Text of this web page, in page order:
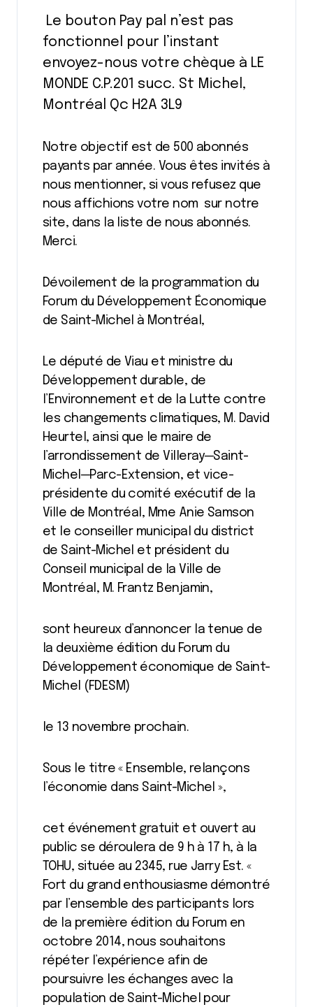
Le bouton Pay pal n’est pas
fonctionnel pour l’instant
envoyez-nous votre chèque à LE
MONDE C.P.201 succ. St Michel,
Montréal Qc H2A 3L9
Notre objectif est de 500 abonnés
payants par année. Vous êtes invités à
nous mentionner, si vous refusez que
nous affichions votre nom sur notre
site, dans la liste de nous abonnés.
Merci.
Dévoilement de la programmation du
Forum du Développement Économique
de Saint-Michel à Montréal,
Le député de Viau et ministre du
Développement durable, de
l’Environnement et de la Lutte contre
les changements climatiques, M. David
Heurtel, ainsi que le maire de
l’arrondissement de Villeray─Saint-
Michel─Parc-Extension, et vice-
présidente du comité exécutif de la
Ville de Montréal, Mme Anie Samson
et le conseiller municipal du district
de Saint-Michel et président du
Conseil municipal de la Ville de
Montréal, M. Frantz Benjamin,
sont heureux d’annoncer la tenue de
la deuxième édition du Forum du
Développement économique de Saint-
Michel (FDESM)
le 13 novembre prochain.
Sous le titre « Ensemble, relançons
l’économie dans Saint-Michel »,
cet événement gratuit et ouvert au
public se déroulera de 9 h à 17 h, à la
TOHU, située au 2345, rue Jarry Est. «
Fort du grand enthousiasme démontré
par l’ensemble des participants lors
de la première édition du Forum en
octobre 2014, nous souhaitons
répéter l’expérience afin de
poursuivre les échanges avec la
population de Saint-Michel pour